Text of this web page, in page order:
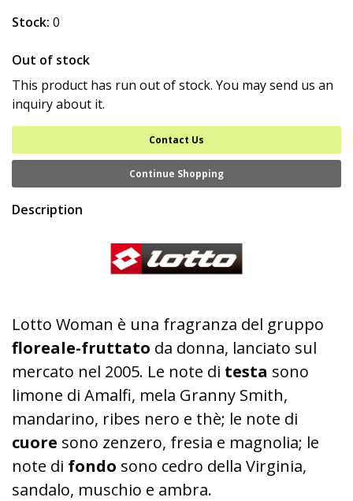
Stock: 0
Out of stock
This product has run out of stock. You may send us an
inquiry about it.
Contact Us
Continue Shopping
Description
Lotto Woman è una fragranza del gruppo
floreale-fruttato da donna, lanciato sul
mercato nel 2005. Le note di testa sono
limone di Amalfi, mela Granny Smith,
mandarino, ribes nero e thè; le note di
cuore sono zenzero, fresia e magnolia; le
note di fondo sono cedro della Virginia,
sandalo, muschio e ambra.